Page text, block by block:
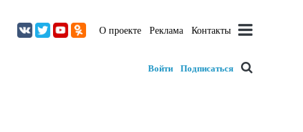
О проекте Реклама Контакты
Войти Подписаться